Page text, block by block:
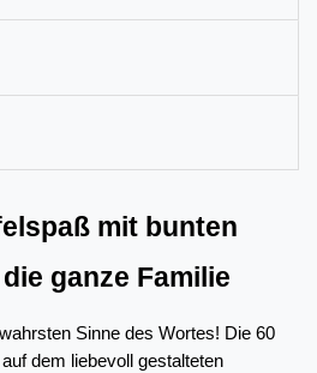
mit bunten
ganze Familie
Sinne des Wortes! Die 60
dem liebevoll gestalteten